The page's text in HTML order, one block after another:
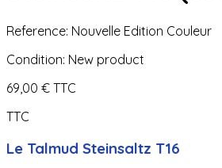
Reference: Nouvelle Edition Couleur
Condition: New product
69,00 € TTC
TTC
Le Talmud Steinsaltz T16